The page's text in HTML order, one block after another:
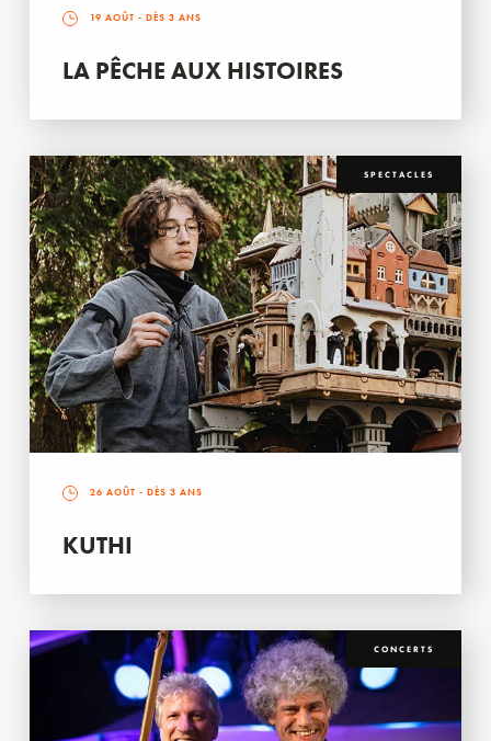
19 AOÛT - DÈS 3 ANS
LA PÊCHE AUX HISTOIRES
SPECTACLES
26 AOÛT - DÈS 3 ANS
KUTHI
CONCERTS